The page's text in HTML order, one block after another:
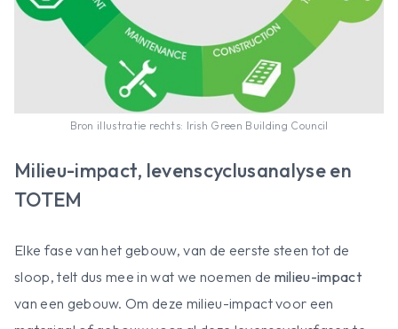
Bron illustratie rechts: Irish Green Building Council
Milieu-impact, levenscyclusanalyse en
TOTEM
Elke fase van het gebouw, van de eerste steen tot de
sloop, telt dus mee in wat we noemen de milieu-impact
van een gebouw. Om deze milieu-impact voor een